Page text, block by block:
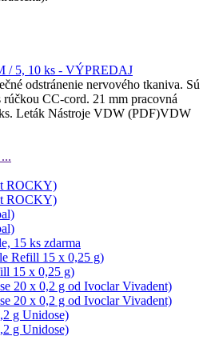
/ 5, 10 ks - VÝPREDAJ
odstránenie nervového tkaniva. Sú
rúčkou CC-cord. 21 mm pracovná
Leták Nástroje VDW (PDF)VDW
ROCKY)
ROCKY)
15 ks zdarma
Refill 15 x 0,25 g)
15 x 0,25 g)
20 x 0,2 g od Ivoclar Vivadent)
20 x 0,2 g od Ivoclar Vivadent)
g Unidose)
g Unidose)